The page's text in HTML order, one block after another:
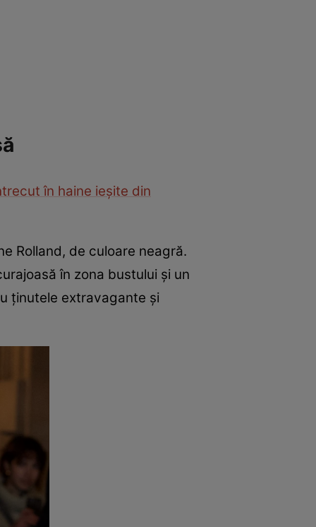
în haine ieșite din
Rolland, de culoare neagră.
în zona bustului și un
ținutele extravagante și